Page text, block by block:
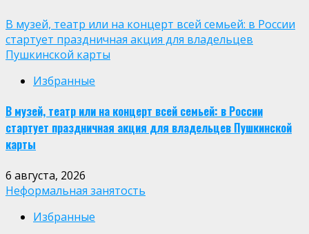
В музей, театр или на концерт всей семьей: в России
стартует праздничная акция для владельцев
Пушкинской карты
Избранные
В музей, театр или на концерт всей семьей: в России
стартует праздничная акция для владельцев Пушкинской
карты
6 августа, 2026
Неформальная занятость
Избранные